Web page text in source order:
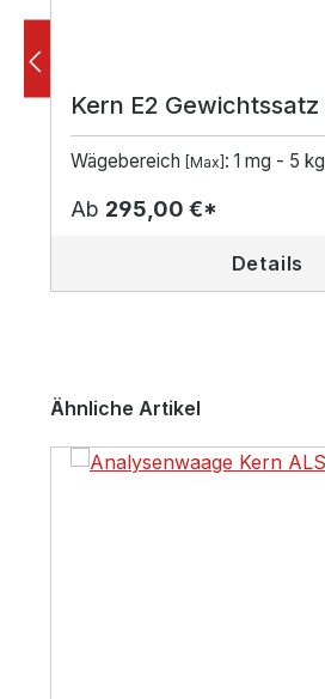
Kern E2 Gewichtssatz
Wägebereich [Max] : 1 mg - 5 kg
Ab 295,00 €*
Details
Produktgalerie überspringen
Ähnliche Artikel